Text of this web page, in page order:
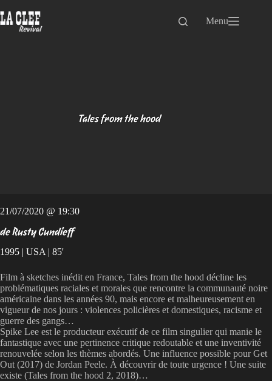
au
contenu
Menu
Tales from the hood
21/07/2020 @ 19:30
de Rusty Cundieff
1995 | USA | 85'
Film à sketches inédit en France, Tales from the hood décline les
problématiques raciales et morales que rencontre la communauté noire
américaine dans les années 90, mais encore et malheureusement en
vigueur de nos jours : violences policières et domestiques, racisme et
guerre des gangs…
Spike Lee est le producteur exécutif de ce film singulier qui manie le
fantastique avec une pertinence critique redoutable et une inventivité
renouvelée selon les thèmes abordés. Une influence possible pour Get
Out (2017) de Jordan Peele. À découvrir de toute urgence ! Une suite
existe (Tales from the hood 2, 2018)…